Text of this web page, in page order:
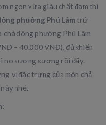
ngon vừa giàu chất đạm thì
phường Phú Lâm trứ
chả dông phường Phú Lâm
– 40.000 VNĐ), đủ khiến
no sương sương rồi đấy.
vị đặc trưng của món chả
nhé.